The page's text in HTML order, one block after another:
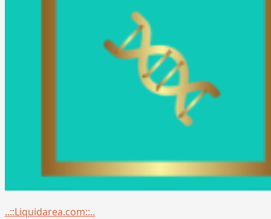
Menu
..::Liquidarea.com::..